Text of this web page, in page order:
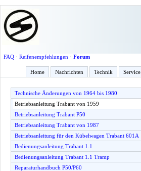
FAQ· Reifenempfehlungen · Forum
Home Nachrichten Technik Service
Technische Änderungen von 1964 bis 1980
Betriebsanleitung Trabant von 1959
Betriebsanleitung Trabant P50
Betriebsanleitung Trabant von 1987
Betriebsanleitung für den Kübelwagen Trabant 601A
Bedienungsanleitung Trabant 1.1
Bedienungsanleitung Trabant 1.1 Tramp
Reparaturhandbuch P50/P60